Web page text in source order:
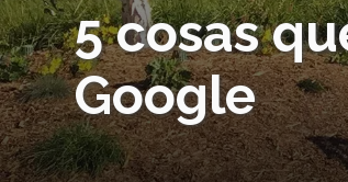
5 cosas
Google